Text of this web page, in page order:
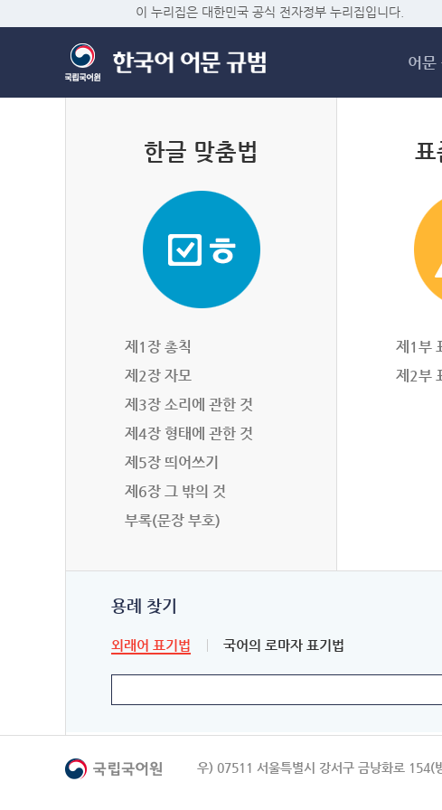
이 누리집은 대한민국 공식 전자정부 누리집입니다.
어문
한글 맞춤법
제1장 총칙
제2장 자모
제3장 소리에 관한 것
제4장 형태에 관한 것
제5장 띄어쓰기
제6장 그 밖의 것
부록(문장 부호)
표
제1부
제2부
용례 찾기
외래어 표기법 국어의 로마자 표기법
우) 07511 서울특별시 강서구 금낭화로 154(